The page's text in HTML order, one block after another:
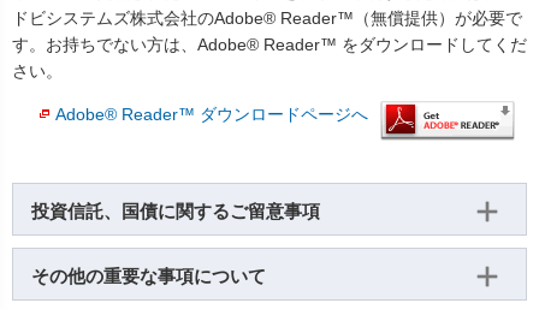
ドビシステムズ株式会社のAdobe® Reader™（無償提供）が必要で
す。お持ちでない方は、Adobe® Reader™ をダウンロードしてくだ
さい。
Adobe® Reader™ ダウンロードページへ
投資信託、国債に関するご留意事項
その他の重要な事項について